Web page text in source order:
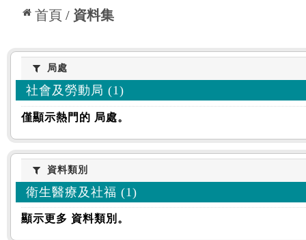
首頁 資料集
:::
局處局處
社會及勞動局 (1)
僅顯示熱門的 局處。
資料類別
資料類別
衛生醫療及社福 (1)
顯示更多 資料類別。